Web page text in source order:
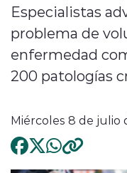
Especialistas
problema de
enfermedad
200 patologías
Miércoles 8 de julio